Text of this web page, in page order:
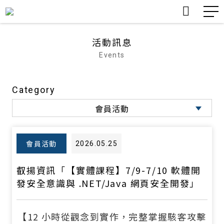
nDX台灣新聞數位創新計畫 nDX
TDX臺灣產業數位轉型量表 TDX
活動訊息 Events
會員服務
轉型案例分享
課程與工作坊
協會活動
會員活動
會訊
所有活動
活動訊息
Events
Category
會員活動
會員活動 2026.05.25
叡揚資訊「【實體課程】7/9-7/10 軟體開
發安全意識與 .NET/Java 網頁安全開發」
【12 小時從觀念到實作，完整掌握駭客攻擊